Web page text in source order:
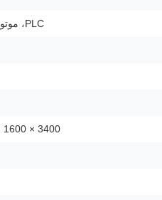
PLC، موتور، بلبرینگ، موتور
3400 × 1600 × 1800 میلی متر